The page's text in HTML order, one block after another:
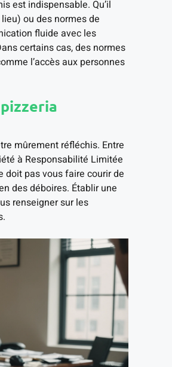
est indispensable. Qu’il
ou des normes de
fluide avec les
certains cas, des normes
l’accès aux personnes
mûrement réfléchis. Entre
à Responsabilité Limitée
doit pas vous faire courir de
des déboires. Établir une
renseigner sur les